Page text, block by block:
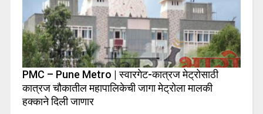
PMC – Pune Metro | स्वारगेट-कात्रज मेट्रोसाठी
कात्रज चौकातील महापालिकेची जागा मेट्रोला मालकी
हक्काने दिली जाणार